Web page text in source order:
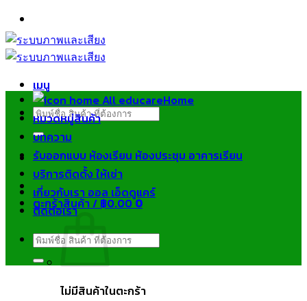
ข้าม
ไป
ยัง
เมนู
ค้นหา:
ตะกร้าสินค้า /฿0.000
ไม่มีสินค้าในตะกร้า
Home
หมวดหมู่สินค้า
บทความ
รับออกแบบ ห้องเรียน ห้องประชุม อาคารเรียน
บริการติดตั้ง ให้เช่า
เกี่ยวกับเรา ออล เอ็ดดูแคร์
ติดต่อเรา
ค้นหา: